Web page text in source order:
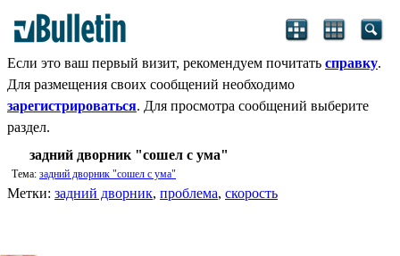
Если это ваш первый визит, рекомендуем почитать справку.
Для размещения своих сообщений необходимо
зарегистрироваться. Для просмотра сообщений выберите
раздел.
задний дворник "сошел с ума"
Тема: задний дворник "сошел с ума"
Метки: задний дворник, проблема, скорость